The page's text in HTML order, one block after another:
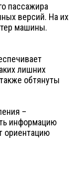
пассажира
версий. На их
машины.
лишних
обтянуты
–
информацию
ориентацию